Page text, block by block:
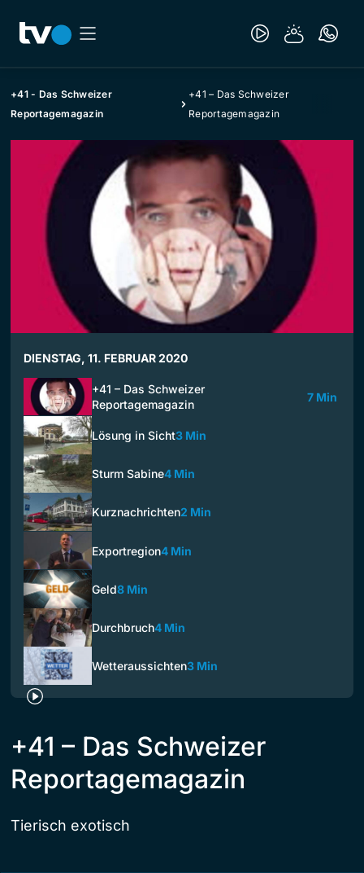
+41 - Das Schweizer
Reportagemagazin
+41 – Das Schweizer
Reportagemagazin
DIENSTAG, 11. FEBRUAR 2020
+41 – Das Schweizer
Reportagemagazin
7 Min
Lösung in Sicht3 Min
Sturm Sabine4 Min
Kurznachrichten2 Min
Exportregion4 Min
Geld8 Min
Durchbruch4 Min
Wetteraussichten3 Min
+41 – Das Schweizer
Reportagemagazin
Tierisch exotisch